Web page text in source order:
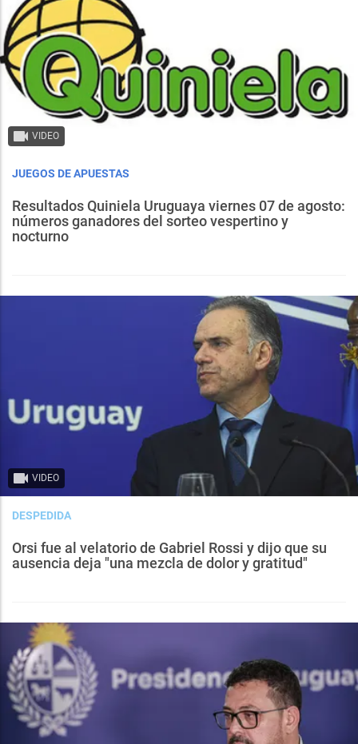
VIDEO
JUEGOS DE APUESTAS
Resultados Quiniela Uruguaya viernes 07 de agosto:
números ganadores del sorteo vespertino y
nocturno
VIDEO
DESPEDIDA
Orsi fue al velatorio de Gabriel Rossi y dijo que su
ausencia deja "una mezcla de dolor y gratitud"